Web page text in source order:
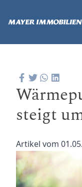
steigt
Artikel vom